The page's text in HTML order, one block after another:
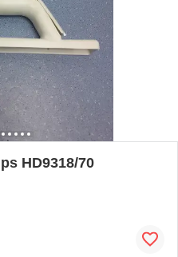
HD9318/70